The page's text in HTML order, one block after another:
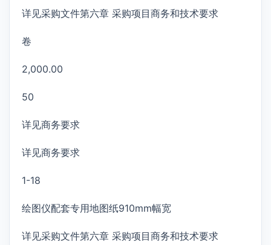
详见采购文件第六章 采购项目商务和技术要求
卷
2,000.00
50
详见商务要求
详见商务要求
1-18
绘图仪配套专用地图纸910mm幅宽
详见采购文件第六章 采购项目商务和技术要求